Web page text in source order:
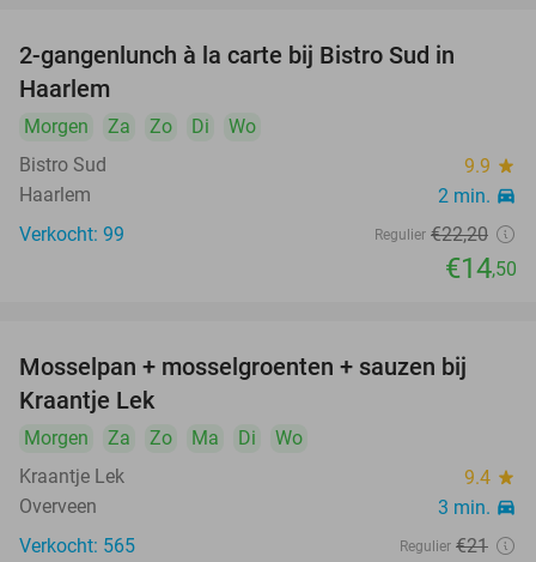
2-gangenlunch à la carte bij Bistro Sud in
Haarlem
Morgen Za Zo Di
Wo
Bistro Sud
9.9 star
Haarlem 2 min. directions_car
Verkocht: 99 Regulier €22,20
€14,50
31%
Mosselpan + mosselgroenten + sauzen bij
Kraantje Lek
Morgen Za Zo Ma Di
Wo
Kraantje Lek
9.4 star
Overveen 3 min. directions_car
Verkocht: 565 Regulier €21